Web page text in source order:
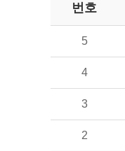
번호
5
4
3
2